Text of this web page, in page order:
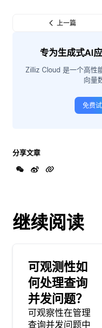
上一篇
专为生成式AI
Zilliz Cloud 是一个高性
向量
免费
分享文章
继续阅读
可观测性如
何处理查询
并发问题？
可观察性在管理
查询并发问题中